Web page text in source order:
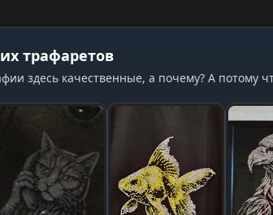
трафаретов
здесь качественные, а почему? А потому